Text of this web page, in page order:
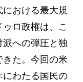
おける最大規
ロ政権は、こ
への弾圧と独
た。今回の米
にわたる国民の